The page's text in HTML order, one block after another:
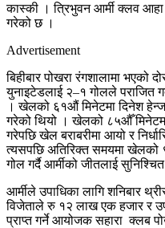
कास्की । त्रिभुवन आर्मी क्लव आहा
गरेको छ ।
Advertisement
बिहीबार पोखरा रंगशालामा भएको
युनाइटेडलाई २–१ गोलले पराजित
। खेलको ६१औं मिनेटमा दिनेश
गरेको थियो । खेलको ८५औँ
गरेपछि खेल बराबरीमा आयो र
त्यसपछि अतिरिक्त समयमा खेलको
गोल गर्दै आर्मीको जीतलाई
आर्मीले उपाधिका लागि शनिबार
विजेताले रु १२ लाख एक हजार र
प्राप्त गर्ने आयोजक सहारा क्लब